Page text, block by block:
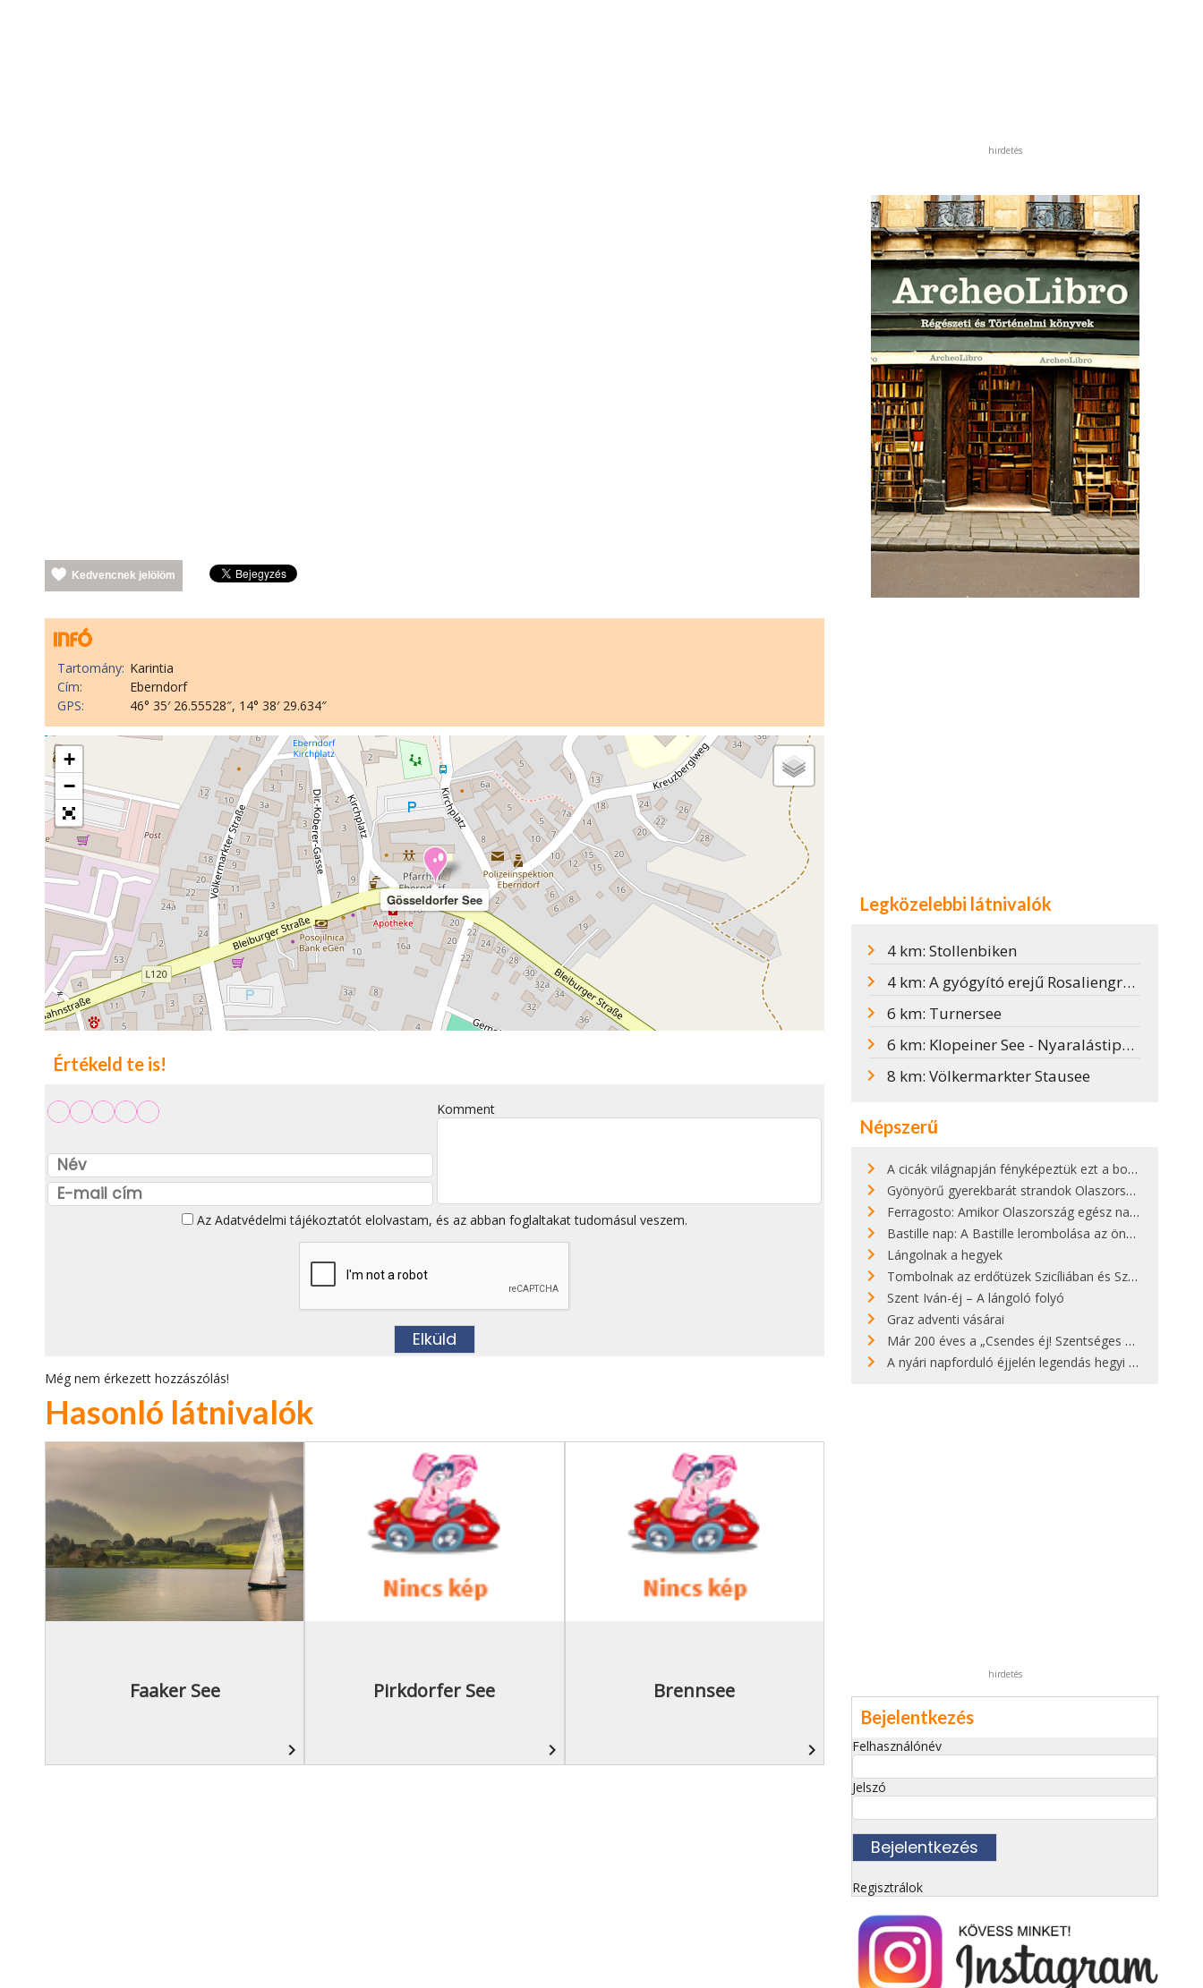
Kedvencnek jelölöm
Tartomány: Karintia
Cím:
Eberndorf
GPS:
46° 35′ 26.55528″, 14° 38′ 29.634″
Gösseldorfer See
+
−
Értékeld te is!
Komment
Az Adatvédelmi tájékoztatót elolvastam, és az abban foglaltakat tudomásul veszem.
Még nem érkezett hozzászólás!
Hasonló látnivalók
Faaker See
navigate_next
Pirkdorfer See
navigate_next
Brennsee
navigate_next
hirdetés
Legközelebbi látnivalók
4 km: Stollenbiken
4 km: A gyógyító erejű Rosaliengrotte
6 km: Turnersee
6 km: Klopeiner See - Nyaralástippek, felfedeznivalók
8 km: Völkermarkter Stausee
Népszerű
A cicák világnapján fényképeztük ezt a bokor alatt hűsölő cicát Kisorosziban
Gyönyörű gyerekbarát strandok Olaszországban - megmutatjuk a 15 legjobbat
Ferragosto: Amikor Olaszország egész nap nyaral
Bastille nap: A Bastille lerombolása az önkényuralom végét jelentette
Lángolnak a hegyek
Tombolnak az erdőtüzek Szicíliában és Szardínián
Szent Iván-éj – A lángoló folyó
Graz adventi vásárai
Már 200 éves a „Csendes éj! Szentséges éj!”
A nyári napforduló éjjelén legendás hegyi tüzek világítják meg Zugspitzét
hirdetés
Bejelentkezés
Felhasználónév
Jelszó
Regisztrálok